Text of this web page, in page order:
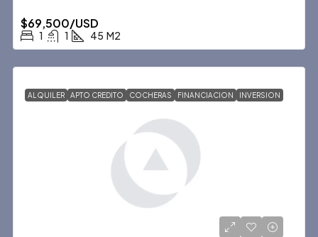
$69,500/USD
1 1 45 M2
ALQUILER APTO CREDITO COCHERAS FINANCIACION INVERSION